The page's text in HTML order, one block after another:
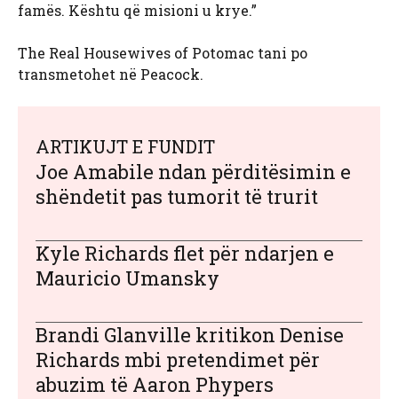
famës. Kështu që misioni u krye.”
The Real Housewives of Potomac tani po
transmetohet në Peacock.
ARTIKUJT E FUNDIT
Joe Amabile ndan përditësimin e
shëndetit pas tumorit të trurit
Kyle Richards flet për ndarjen e
Mauricio Umansky
Brandi Glanville kritikon Denise
Richards mbi pretendimet për
abuzim të Aaron Phypers